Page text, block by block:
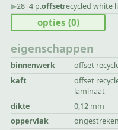
▶︎28+4 p.offsetrecycled white
eigenschappen
binnenwerk offset
kaft
offset
laminaat
dikte
0,12 mm
oppervlak
opties (0)